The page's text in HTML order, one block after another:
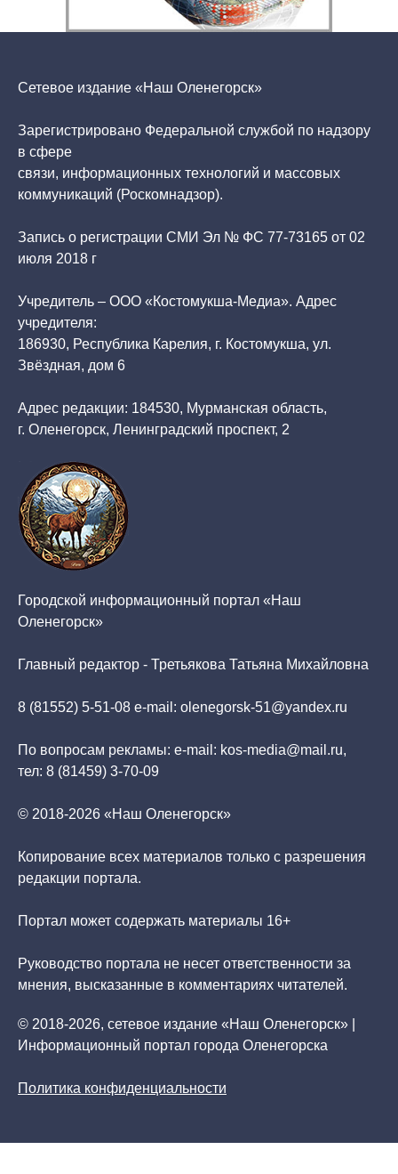
Сетевое издание «Наш Оленегорск»
Зарегистрировано Федеральной службой по надзору
в сфере
связи, информационных технологий и массовых
коммуникаций (Роскомнадзор).
Запись о регистрации СМИ Эл № ФС 77-73165 от 02
июля 2018 г
Учредитель – ООО «Костомукша-Медиа». Адрес
учредителя:
186930, Республика Карелия, г. Костомукша, ул.
Звёздная, дом 6
Адрес редакции: 184530, Мурманская область,
г. Оленегорск, Ленинградский проспект, 2
Городской информационный портал «Наш
Оленегорск»
Главный редактор - Третьякова Татьяна Михайловна
8 (81552) 5-51-08 e-mail: olenegorsk-51@yandex.ru
По вопросам рекламы: e-mail: kos-media@mail.ru,
тел: 8 (81459) 3-70-09
© 2018-2026 «Наш Оленегорск»
Копирование всех материалов только с разрешения
редакции портала.
Портал может содержать материалы 16+
Руководство портала не несет ответственности за
мнения, высказанные в комментариях читателей.
© 2018-2026, сетевое издание «Наш Оленегорск» |
Информационный портал города Оленегорска
Политика конфиденциальности